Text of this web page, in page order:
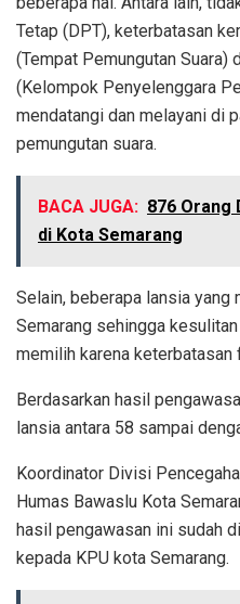
Tetap (DPT), keterbatasan
(Tempat Pemungutan Suara)
(Kelompok Penyelenggara
mendatangi dan melayani di
pemungutan suara.
BACA JUGA: 876 Orang
di Kota Semarang
Selain, beberapa lansia yang
Semarang sehingga
memilih karena keterbatasan
Berdasarkan hasil
lansia antara 58 sampai
Koordinator Divisi
Humas Bawaslu Kota
hasil pengawasan ini sudah
kepada KPU kota Semarang.